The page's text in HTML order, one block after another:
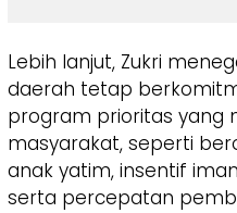
Lebih lanjut, Zukri
daerah tetap
program prioritas yang
masyarakat, seperti
anak yatim, insentif
serta percepatan